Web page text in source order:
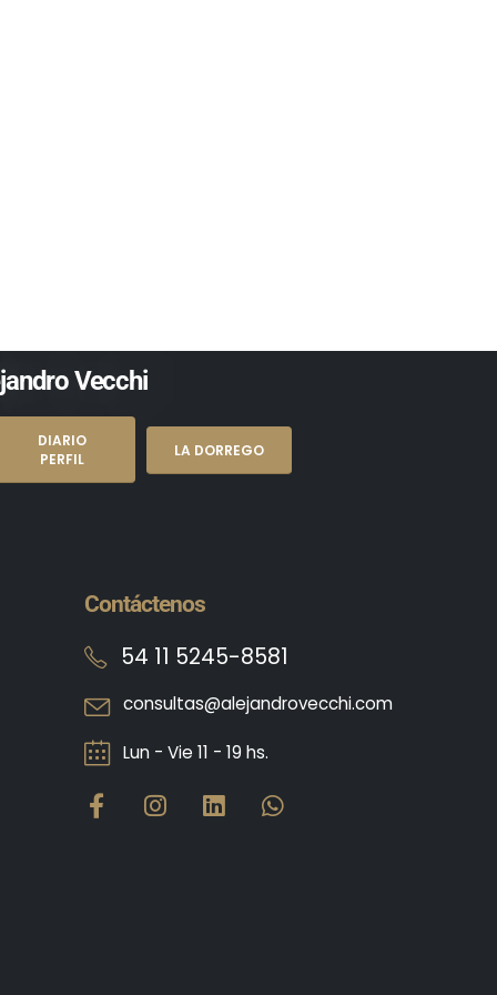
Vecchi
DIARIO
PERFIL
LA DORREGO
Contáctenos
54 11 5245-8581
consultas@alejandrovecchi.com
Lun - Vie 11 - 19 hs.